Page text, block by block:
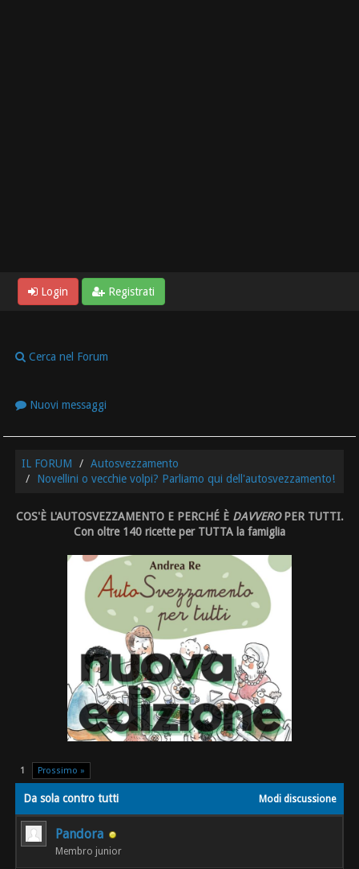
Login Registrati
Cerca nel Forum
Nuovi messaggi
IL FORUM
Autosvezzamento
Novellini o vecchie volpi? Parliamo qui dell'autosvezzamento!
COS'È L'AUTOSVEZZAMENTO E PERCHÉ È DAVVEROPER TUTTI.
Con oltre 140 ricette per TUTTA la famiglia
1 Prossimo »
Modi discussione
Da sola contro tutti
Pandora
Membro junior